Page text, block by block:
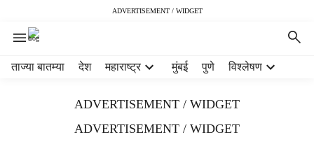
ADVERTISEMENT / WIDGET
ताज्या बातम्या देश महाराष्ट्र मुंबई पुणे विश्लेषण
ADVERTISEMENT / WIDGET
ADVERTISEMENT / WIDGET